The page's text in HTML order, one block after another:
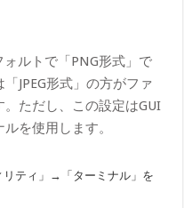
ルトで「PNG形式」で
JPEG形式」の方がファ
ただし、この設定はGUI
を使用します。
リティ」→「ターミナル」を